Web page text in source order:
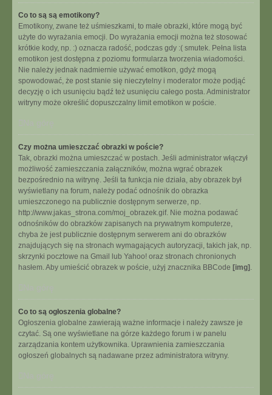
Co to są są emotikony?
Emotikony, zwane też uśmieszkami, to małe obrazki, które mogą być
użyte do wyrażania emocji. Do wyrażania emocji można też stosować
krótkie kody, np. :) oznacza radość, podczas gdy :( smutek. Pełna lista
emotikon jest dostępna z poziomu formularza tworzenia wiadomości.
Nie należy jednak nadmiernie używać emotikon, gdyż mogą
spowodować, że post stanie się nieczytelny i moderator może podjąć
decyzję o ich usunięciu bądź też usunięciu całego posta. Administrator
witryny może określić dopuszczalny limit emotikon w poście.
Czy można umieszczać obrazki w poście?
Tak, obrazki można umieszczać w postach. Jeśli administrator włączył
możliwość zamieszczania załączników, można wgrać obrazek
bezpośrednio na witrynę. Jeśli ta funkcja nie działa, aby obrazek był
wyświetlany na forum, należy podać odnośnik do obrazka
umieszczonego na publicznie dostępnym serwerze, np.
http://www.jakas_strona.com/moj_obrazek.gif. Nie można podawać
odnośników do obrazków zapisanych na prywatnym komputerze,
chyba że jest publicznie dostępnym serwerem ani do obrazków
znajdujących się na stronach wymagających autoryzacji, takich jak, np.
skrzynki pocztowe na Gmail lub Yahoo! oraz stronach chronionych
hasłem. Aby umieścić obrazek w poście, użyj znacznika BBCode [img] .
Co to są ogłoszenia globalne?
Ogłoszenia globalne zawierają ważne informacje i należy zawsze je
czytać. Są one wyświetlane na górze każdego forum i w panelu
zarządzania kontem użytkownika. Uprawnienia zamieszczania
ogłoszeń globalnych są nadawane przez administratora witryny.